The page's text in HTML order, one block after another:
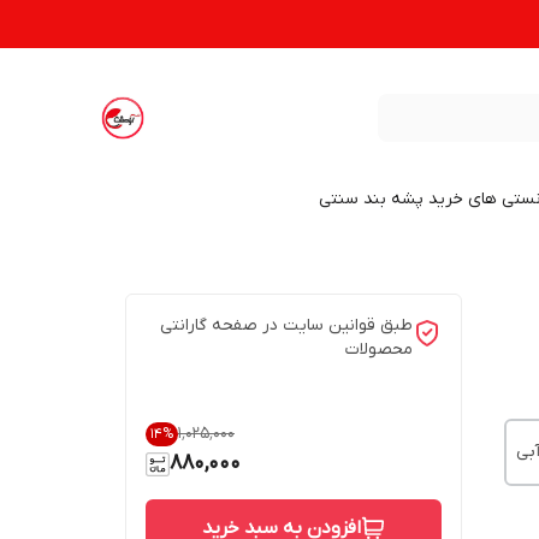
های خرید پشه بند سنتی
طبق قوانین سایت در صفحه گارانتی
محصولات
۱٬۰۲۵٬۰۰۰ 14%
880,000
افزودن به سبد خرید